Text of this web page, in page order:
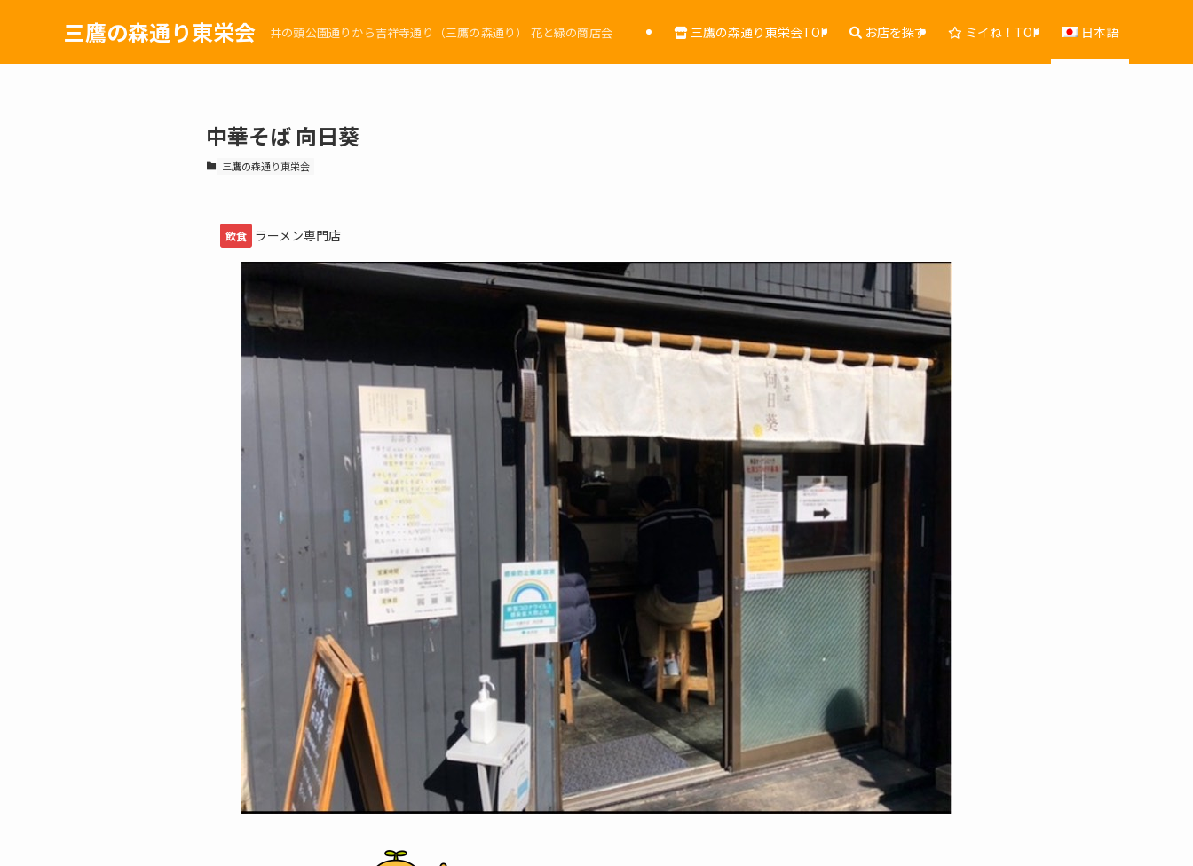
三鷹の森通り東栄会 井の頭公園通りから吉祥寺通り（三鷹の森通り） 花と緑の商店会 三鷹の森通り東栄会TOP お店を探す ミイね！TOP 日本語
中華そば 向日葵
三鷹の森通り東栄会
飲食 ラーメン専門店